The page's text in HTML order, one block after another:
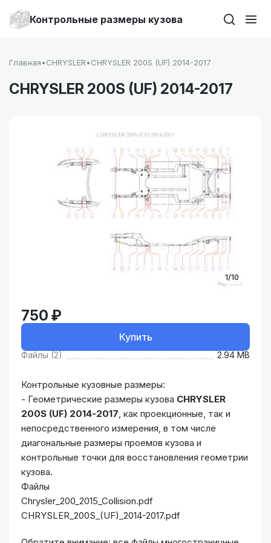
Контрольные размеры кузова
Главная•CHRYSLER•CHRYSLER 200S (UF) 2014-2017
CHRYSLER 200S (UF) 2014-2017
1/10
750 ₽
Купить
Файлы (2) 2.94 MB
Контрольные кузовные размеры:
- Геометрические размеры кузова CHRYSLER
200S (UF) 2014-2017 , как проекционные, так и
непосредственного измерения, в том числе
диагональные размеры проемов кузова и
контрольные точки для восстановления геометрии
кузова.
Файлы
Chrysler_200_2015_Collision.pdf
CHRYSLER_200S_(UF)_2014-2017.pdf